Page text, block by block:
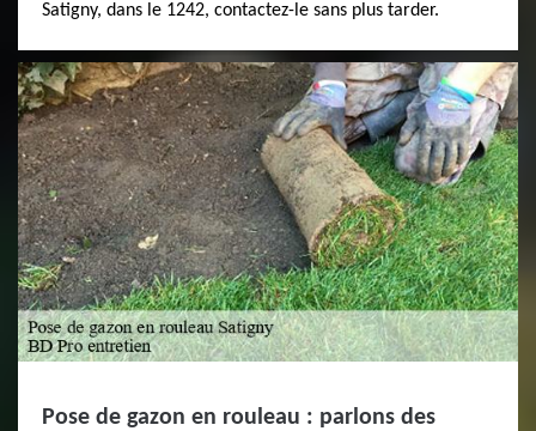
Satigny, dans le 1242, contactez-le sans plus tarder.
Pose de gazon en rouleau : parlons des